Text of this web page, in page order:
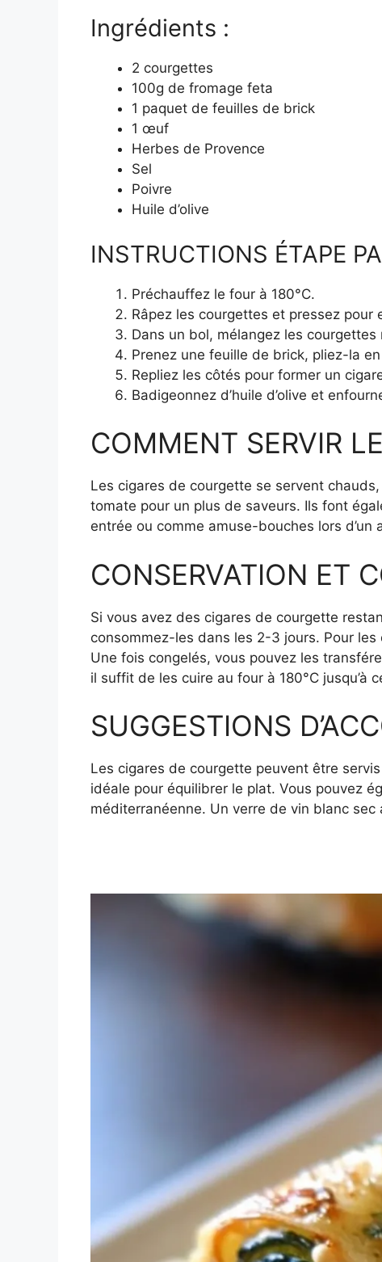
Ingrédients :
2 courgettes
100g de fromage feta
1 paquet de feuilles de brick
1 œuf
Herbes de Provence
Sel
Poivre
Huile d’olive
INSTRUCTIONS ÉTAPE
Préchauffez le four à 180°C.
Râpez les courgettes et pressez pour
Dans un bol, mélangez les
Prenez une feuille de brick, pliez-la
Repliez les côtés pour former un
Badigeonnez d’huile d’olive et
COMMENT SERVIR
Les cigares de courgette se servent
tomate pour un plus de saveurs. Ils font
entrée ou comme amuse-bouches lors
CONSERVATION ET
Si vous avez des cigares de courgette
consommez-les dans les 2-3 jours. Pour
Une fois congelés, vous pouvez les
il suffit de les cuire au four à 180°C jusqu’à
SUGGESTIONS
Les cigares de courgette peuvent être
idéale pour équilibrer le plat. Vous pouvez
méditerranéenne. Un verre de vin blanc